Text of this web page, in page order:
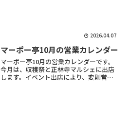
2026.04.07
マーポー亭10月の営業カレンダー
マーポー亭10月の営業カレンダーです。
今月は、収穫祭と正林寺マルシェに出店
します。イベント出店により、変則営業